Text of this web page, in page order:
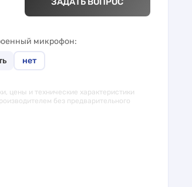
микрофон
нет
цены и технические характеристики
без предварительного